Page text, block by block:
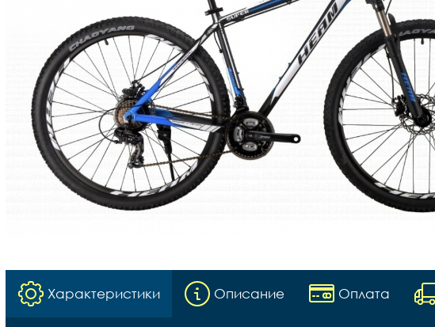
Характеристики Описание Оплата